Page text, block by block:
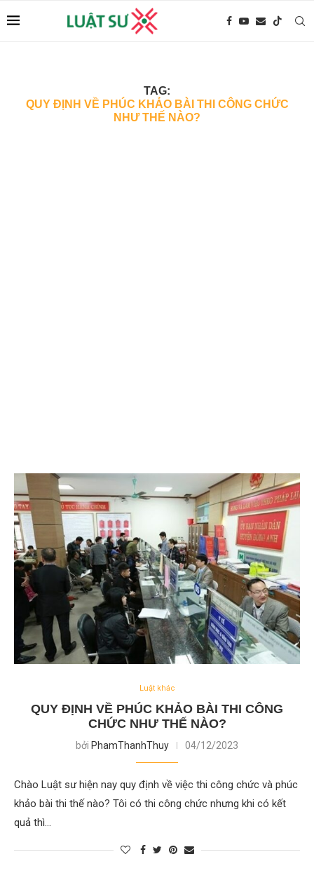
TAG:
QUY ĐỊNH VỀ PHÚC KHẢO BÀI THI CÔNG CHỨC
NHƯ THẾ NÀO?
Luật khác
QUY ĐỊNH VỀ PHÚC KHẢO BÀI THI CÔNG
CHỨC NHƯ THẾ NÀO?
bởi PhamThanhThuy 04/12/2023
Chào Luật sư hiện nay quy định về việc thi công chức và phúc
khảo bài thi thế nào? Tôi có thi công chức nhưng khi có kết
quả thì…